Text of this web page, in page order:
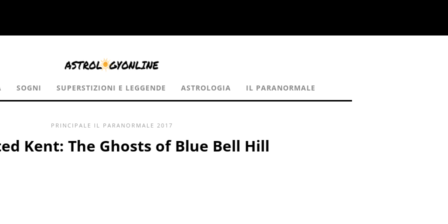
SOGNI SUPERSTIZIONI E LEGGENDE ASTROLOGIA IL PARANORMALE
PRINCIPALE IL PARANORMALE 2017
Kent: The Ghosts of Blue Bell Hill